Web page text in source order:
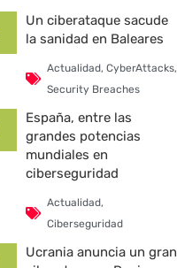
Un ciberataque sacude
la sanidad en Baleares
Actualidad, CyberAttacks,
Security Breaches
España, entre las
grandes potencias
mundiales en
ciberseguridad
Actualidad,
Ciberseguridad
Ucrania anuncia un gran